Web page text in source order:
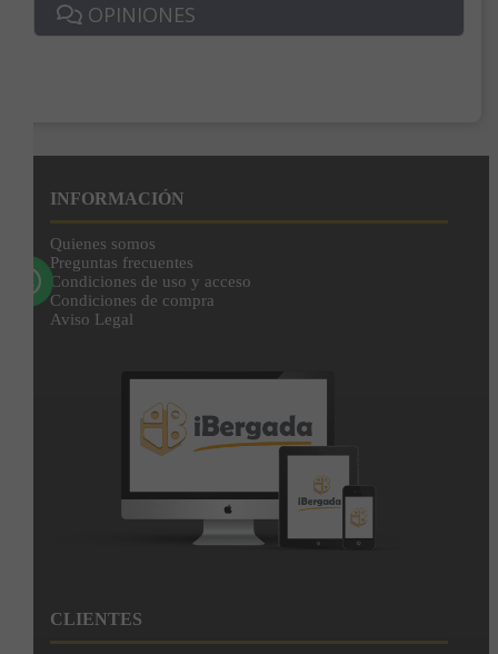
OPINIONES
Política de Privacidad para más información.
INFORMACIÓN
Quienes somos
Preguntas frecuentes
Condiciones de uso y acceso
Condiciones de compra
Aviso Legal
CLIENTES